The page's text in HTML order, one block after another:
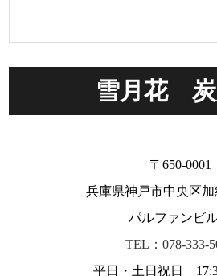
雪月花
〒650-0001
兵庫県神戸市中央区加
パルファンビ
TEL：078-333-
平日・土日祝日